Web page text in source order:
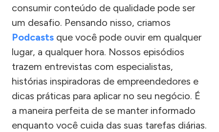
consumir conteúdo de qualidade pode ser
um desafio. Pensando nisso, criamos
Podcasts que você pode ouvir em qualquer
lugar, a qualquer hora. Nossos episódios
trazem entrevistas com especialistas,
histórias inspiradoras de empreendedores e
dicas práticas para aplicar no seu negócio. É
a maneira perfeita de se manter informado
enquanto você cuida das suas tarefas diárias.